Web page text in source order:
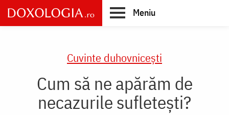
Skip
to
main
Meniu
Cuvinte duhovnicești
Cum să ne apărăm de
necazurile sufletești?